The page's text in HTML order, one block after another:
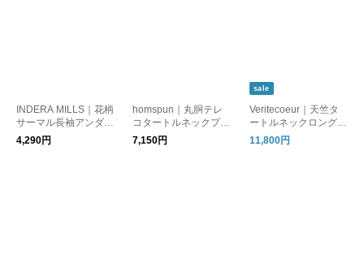
INDERA MILLS｜花柄
サーマル長袖アンダー
ウェア(IT2611066)
4,290円
homspun｜丸胴テレ
コタートルネックプル
オーバー(6286)
7,150円
sale
Veritecoeur｜天竺タ
ートルネックロングス
リーブTEE(VCC-489)
11,800円